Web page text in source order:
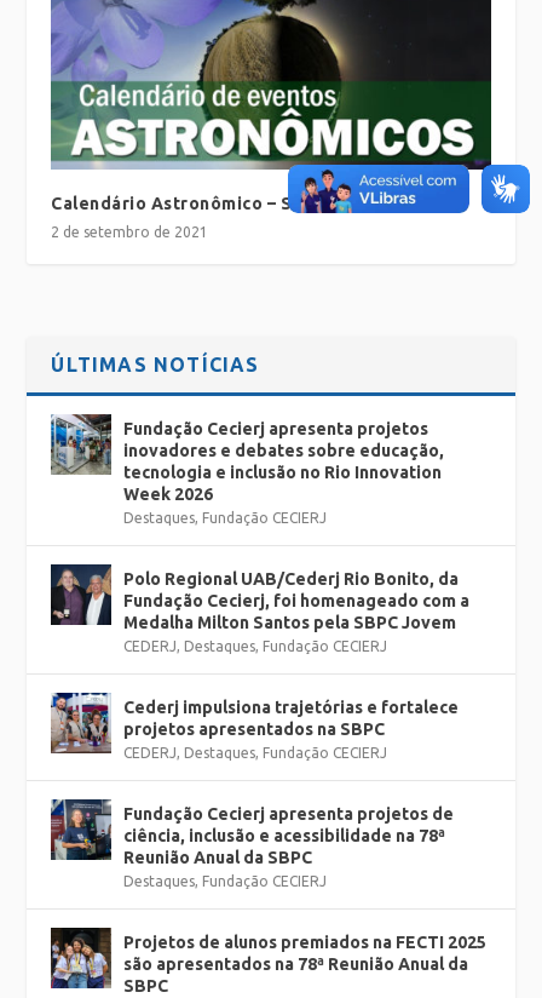
Calendário Astronômico – Setembro
2 de setembro de 2021
ÚLTIMAS NOTÍCIAS
Fundação Cecierj apresenta projetos
inovadores e debates sobre educação,
tecnologia e inclusão no Rio Innovation
Week 2026
Destaques, Fundação CECIERJ
Polo Regional UAB/Cederj Rio Bonito, da
Fundação Cecierj, foi homenageado com a
Medalha Milton Santos pela SBPC Jovem
CEDERJ, Destaques, Fundação CECIERJ
Cederj impulsiona trajetórias e fortalece
projetos apresentados na SBPC
CEDERJ, Destaques, Fundação CECIERJ
Fundação Cecierj apresenta projetos de
ciência, inclusão e acessibilidade na 78ª
Reunião Anual da SBPC
Destaques, Fundação CECIERJ
Projetos de alunos premiados na FECTI 2025
são apresentados na 78ª Reunião Anual da
SBPC